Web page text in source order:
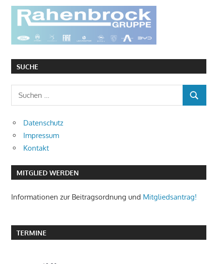
SUCHE
u
n
a
S
Datenschutz
Impressum
Kontakt
MITGLIED WERDEN
Informationen zur Beitragsordnung und Mitgliedsantrag!
TERMINE